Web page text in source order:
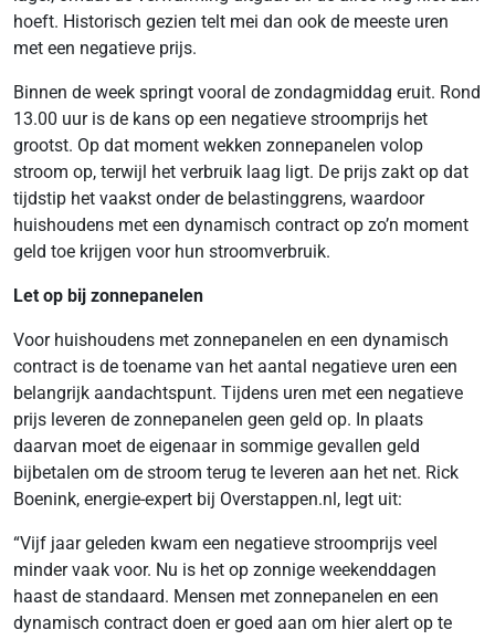
hoeft. Historisch gezien telt mei dan ook de meeste uren
met een negatieve prijs.
Binnen de week springt vooral de zondagmiddag eruit. Rond
13.00 uur is de kans op een negatieve stroomprijs het
grootst. Op dat moment wekken zonnepanelen volop
stroom op, terwijl het verbruik laag ligt. De prijs zakt op dat
tijdstip het vaakst onder de belastinggrens, waardoor
huishoudens met een dynamisch contract op zo’n moment
geld toe krijgen voor hun stroomverbruik.
Let op bij zonnepanelen
Voor huishoudens met zonnepanelen en een dynamisch
contract is de toename van het aantal negatieve uren een
belangrijk aandachtspunt. Tijdens uren met een negatieve
prijs leveren de zonnepanelen geen geld op. In plaats
daarvan moet de eigenaar in sommige gevallen geld
bijbetalen om de stroom terug te leveren aan het net. Rick
Boenink, energie-expert bij Overstappen.nl, legt uit:
“Vijf jaar geleden kwam een negatieve stroomprijs veel
minder vaak voor. Nu is het op zonnige weekenddagen
haast de standaard. Mensen met zonnepanelen en een
dynamisch contract doen er goed aan om hier alert op te